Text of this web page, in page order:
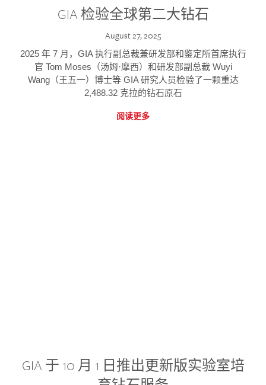
GIA 检验全球第二大钻石
August 27, 2025
2025 年 7 月，GIA 执行副总裁兼研发部和鉴定所首席执行
官 Tom Moses（汤姆·摩西）和研发部副总裁 Wuyi
Wang（王五一）博士等 GIA 研究人员检验了一颗重达
2,488.32 克拉的钻石原石
阅读更多
GIA 于 10 月 1 日推出更新版实验室培